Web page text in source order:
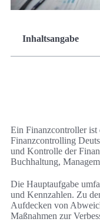
Inhaltsangabe
Ein Finanzcontroller ist
Finanzcontrolling
und Kontrolle der
Buchhaltung,
Die Hauptaufgabe
und Kennzahlen. Zu
Aufdecken von
Maßnahmen zur